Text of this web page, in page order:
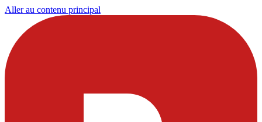
Aller au contenu principal